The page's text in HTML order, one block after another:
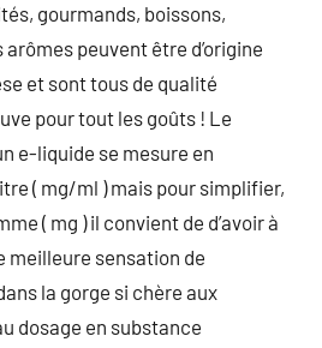
gourmands, boissons,
peuvent être d’origine
et sont tous de qualité
pour tout les goûts ! Le
e-liquide se mesure en
( mg/ml ) mais pour simplifier,
( mg ) il convient de d’avoir à
meilleure sensation de
la gorge si chère aux
dosage en substance